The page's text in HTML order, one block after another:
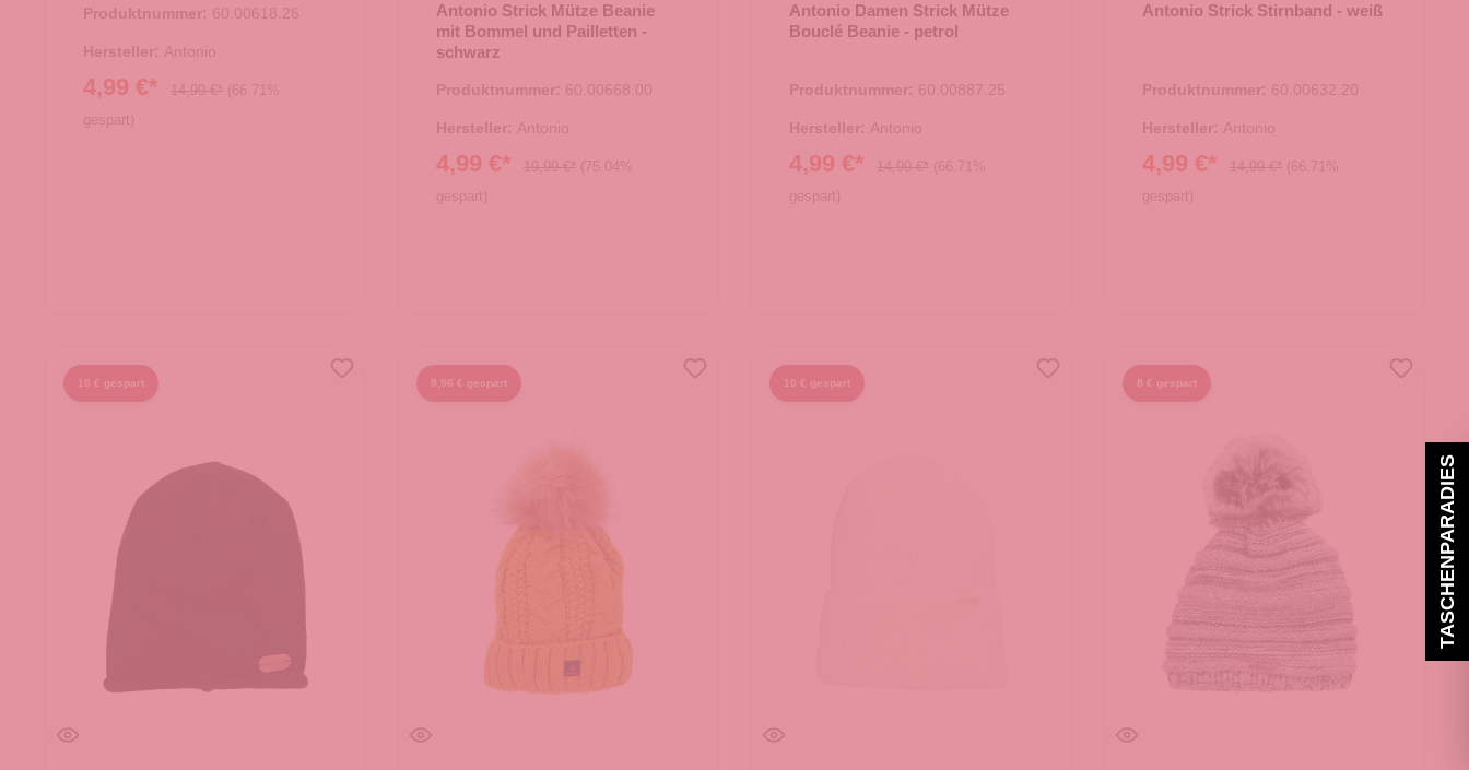
Produktnummer: 60.00618.26
Hersteller: Antonio
4,99 €* 14,99 €* (66.71%
gespart)
Antonio Strick Mütze Beanie
mit Bommel und Pailletten -
schwarz
Produktnummer: 60.00668.00
Hersteller: Antonio
4,99 €* 19,99 €* (75.04%
gespart)
Antonio Damen Strick Mütze
Bouclé Beanie - petrol
Produktnummer: 60.00887.25
Hersteller: Antonio
4,99 €* 14,99 €* (66.71%
gespart)
Antonio Strick Stirnband - weiß
Produktnummer: 60.00632.20
Hersteller: Antonio
4,99 €* 14,99 €* (66.71%
gespart)
10 € gespart 9,96 € gespart 10 € gespart 8 € gespart
TASCHENPARADIES